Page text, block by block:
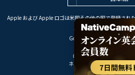
Apple および Apple ロゴは米国その他の国で登録され
Apple Inc. のサービスマー
Google Play は Google LLC
Copyright © 2026 オンラ
ネイティブキャンプ All